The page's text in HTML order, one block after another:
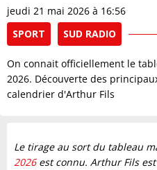
jeudi 21 mai 2026 à 16:56
SPORT
SUD RADIO
On connait officiellement le
2026. Découverte des
calendrier d'Arthur Fils
Le tirage au sort du tableau
2026 est connu. Arthur Fils